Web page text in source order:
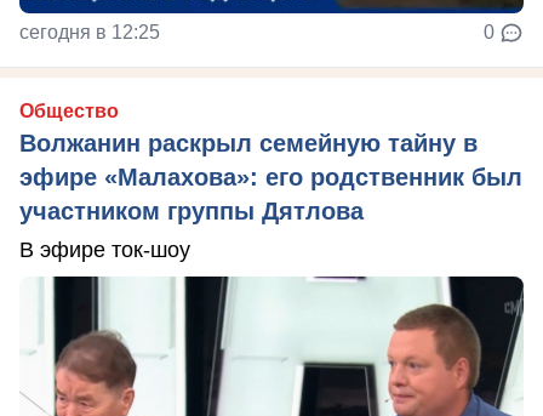
сегодня в 12:25 0
Общество
Волжанин раскрыл семейную тайну в
эфире «Малахова»: его родственник был
участником группы Дятлова
В эфире ток-шоу